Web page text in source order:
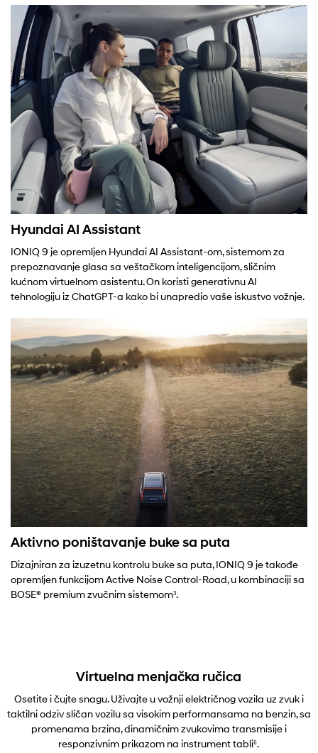
Hyundai AI Assistant
IONIQ 9 je opremljen Hyundai AI Assistant-om, sistemom za
prepoznavanje glasa sa veštačkom inteligencijom, sličnim
kućnom virtuelnom asistentu. On koristi generativnu AI
tehnologiju iz ChatGPT-a kako bi unapredio vaše iskustvo vožnje.
Aktivno poništavanje buke sa puta
Dizajniran za izuzetnu kontrolu buke sa puta, IONIQ 9 je takođe
opremljen funkcijom Active Noise Control-Road, u kombinaciji sa
BOSE® premium zvučnim sistemom³.
Virtuelna menjačka ručica
Osetite i čujte snagu. Uživajte u vožnji električnog vozila uz zvuk i
taktilni odziv sličan vozilu sa visokim performansama na benzin, sa
promenama brzina, dinamičnim zvukovima transmisije i
responzivnim prikazom na instrument tabli⁶.